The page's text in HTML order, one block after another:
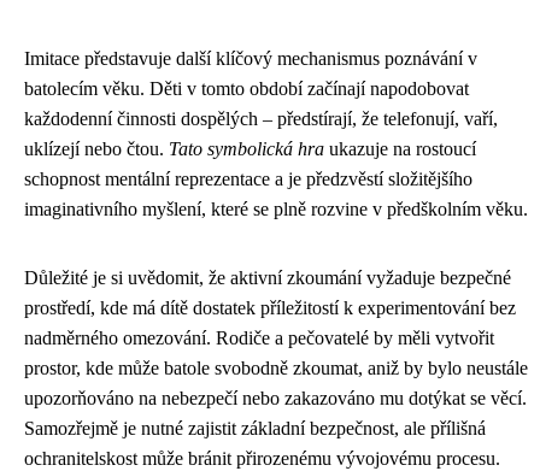
Imitace představuje další klíčový mechanismus poznávání v
batolecím věku. Děti v tomto období začínají napodobovat
každodenní činnosti dospělých – předstírají, že telefonují, vaří,
uklízejí nebo čtou. Tato symbolická hra ukazuje na rostoucí
schopnost mentální reprezentace a je předzvěstí složitějšího
imaginativního myšlení, které se plně rozvine v předškolním věku.
Důležité je si uvědomit, že aktivní zkoumání vyžaduje bezpečné
prostředí, kde má dítě dostatek příležitostí k experimentování bez
nadměrného omezování. Rodiče a pečovatelé by měli vytvořit
prostor, kde může batole svobodně zkoumat, aniž by bylo neustále
upozorňováno na nebezpečí nebo zakazováno mu dotýkat se věcí.
Samozřejmě je nutné zajistit základní bezpečnost, ale přílišná
ochranitelskost může bránit přirozenému vývojovému procesu.